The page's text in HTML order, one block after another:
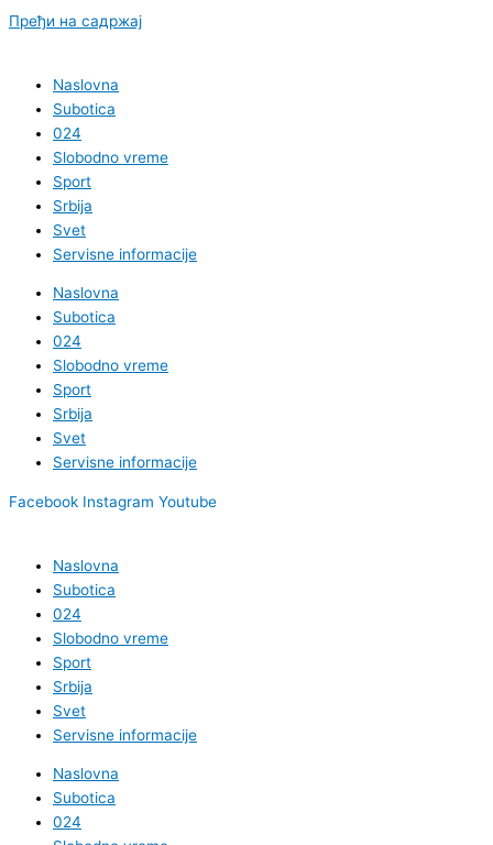
Пређи на садржај
Naslovna
Subotica
024
Slobodno vreme
Sport
Srbija
Svet
Servisne informacije
Naslovna
Subotica
024
Slobodno vreme
Sport
Srbija
Svet
Servisne informacije
Facebook Instagram Youtube
Naslovna
Subotica
024
Slobodno vreme
Sport
Srbija
Svet
Servisne informacije
Naslovna
Subotica
024